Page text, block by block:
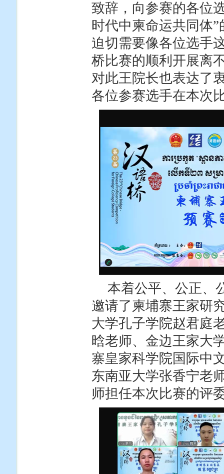
致辞，向参赛的各位
时代中柬命运共同体
迫切需要像各位选手
桥比赛的顺利开展离
对此王院长也表达了
各位参赛选手在本次
本着公平、公正、
邀请了柬埔寨王家研
大学孔子学院赵君庭
晗老师、金边王家大
寨皇家科学院国际中
东南亚大学张香宁老
师担任本次比赛的评